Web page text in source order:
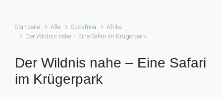
Startseite Alle Südafrika
Afrika
Der Wildnis nahe – Eine Safari im Krügerpark
Der Wildnis nahe – Eine Safari
im Krügerpark